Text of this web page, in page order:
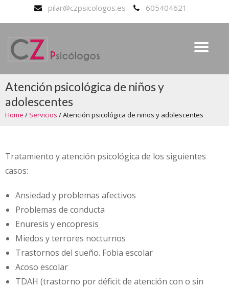
pilar@czpsicologos.es 605404621
Atención psicológica de niños y
adolescentes
Home / Servicios /Atención psicológica de niños y adolescentes
Tratamiento y atención psicológica de los siguientes
casos:
Ansiedad y problemas afectivos
Problemas de conducta
Enuresis y encopresis
Miedos y terrores nocturnos
Trastornos del sueño. Fobia escolar
Acoso escolar
TDAH (trastorno por déficit de atención con o sin